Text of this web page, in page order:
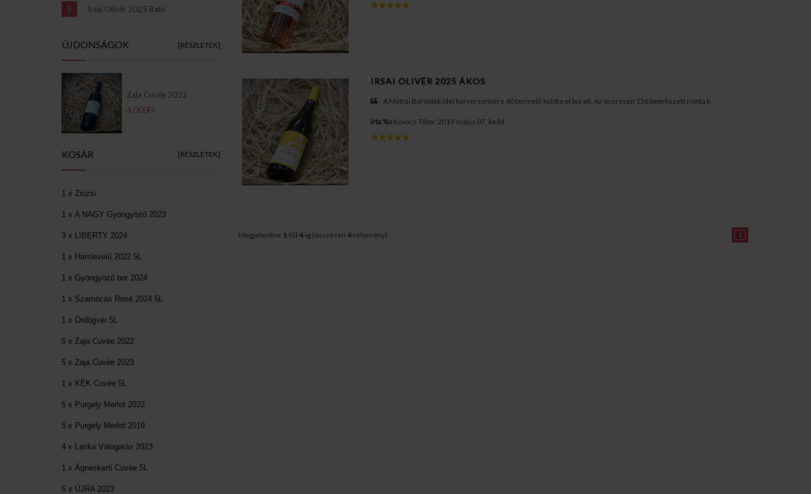
IRSAI OLIVÉR 2025 ÁKOS
A Mátrai Borvidék idei borversenyére 40 termelő küldte el borait. Az összesen 156 beérkezett minta k..
írta %s Kovács Tibor, 2019 május 07, kedd
Megjelenítve 1-től 4-ig (összesen 4vélemény) 1
Irsai Olivér 2025 Babi
ÚJDONSÁGOK [RÉSZLETEK]
Zaja Cuvée 2022
4.000Ft
KOSÁR [RÉSZLETEK]
1 x Zsizsi
1 x A NAGY Gyöngyöző 2023
3 x LIBERTY 2024
1 x Hárslevelű 2022 5L
1 x Gyöngyöző bor 2024
1 x Szamócás Rosé 2024 5L
1 x Ördögvér 5L
5 x Zaja Cuvée 2022
5 x Zaja Cuvée 2023
1 x KÉK Cuvée 5L
5 x Purgely Merlot 2022
5 x Purgely Merlot 2019
4 x Laska Válogatás 2023
1 x Ágneskerti Cuvée 5L
5 x ÚJRA 2023